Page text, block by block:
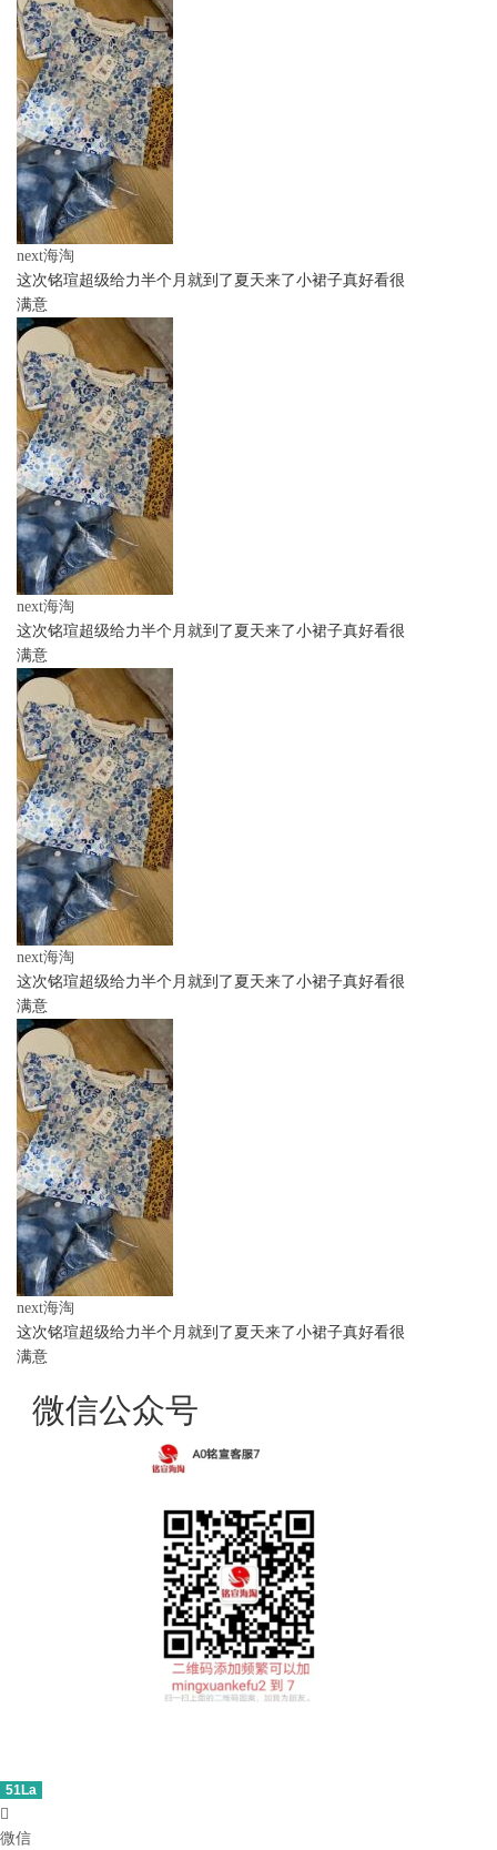
next海淘
这次铭瑄超级给力半个月就到了夏天来了小裙子真好看很
满意
next海淘
这次铭瑄超级给力半个月就到了夏天来了小裙子真好看很
满意
next海淘
这次铭瑄超级给力半个月就到了夏天来了小裙子真好看很
满意
next海淘
这次铭瑄超级给力半个月就到了夏天来了小裙子真好看很
满意
微信公众号
51La

微信